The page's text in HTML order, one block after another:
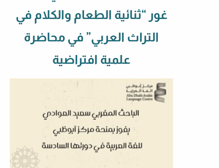
غور “ثنائية الطعام والكلام في
التراث العربي” في محاضرة
علمية افتراضية